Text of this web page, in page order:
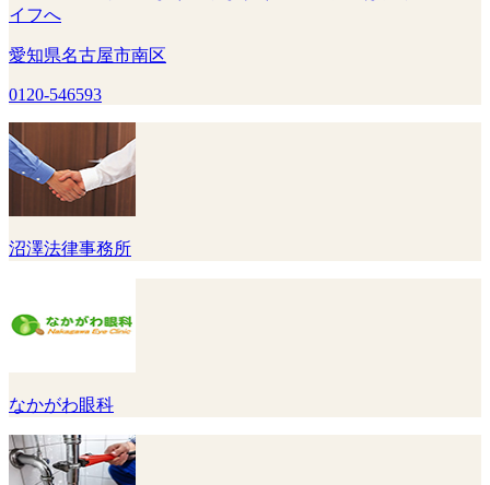
イフへ
愛知県名古屋市南区
0120-546593
沼澤法律事務所
なかがわ眼科